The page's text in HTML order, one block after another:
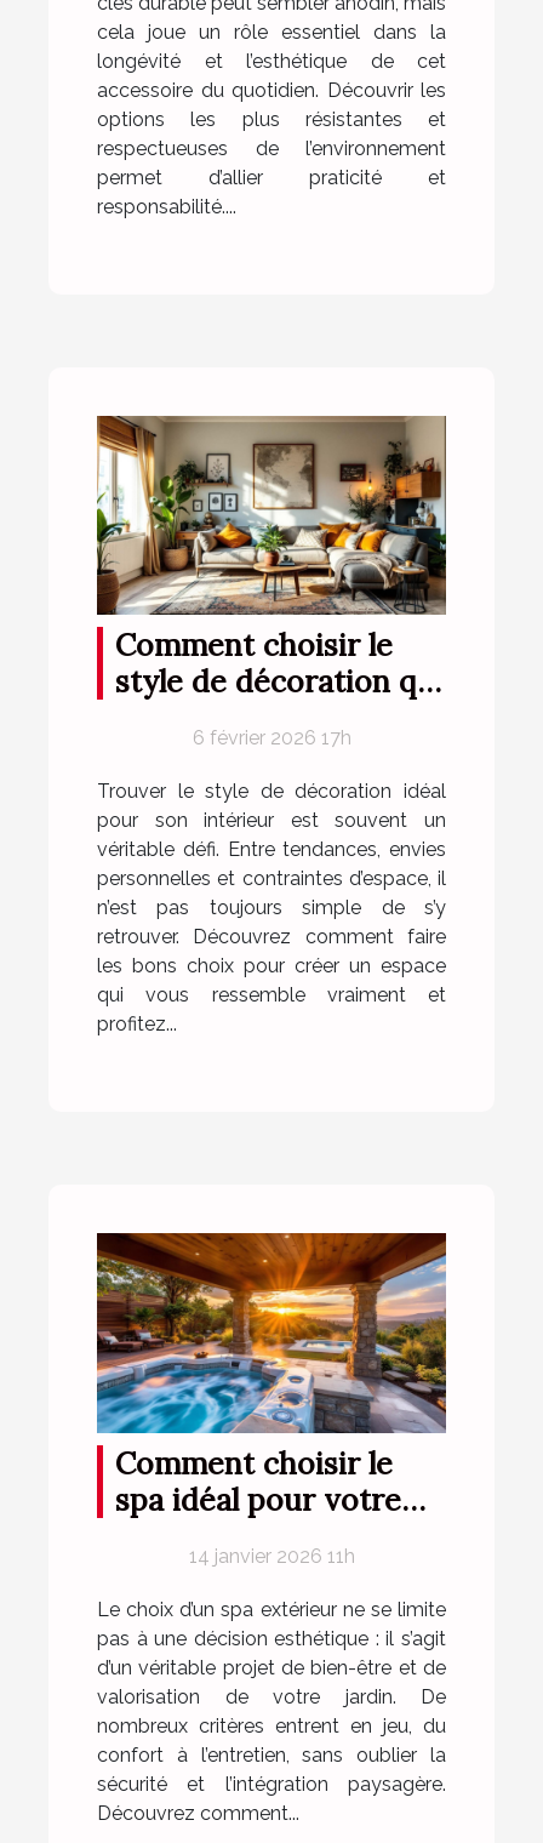
cela joue un rôle essentiel dans la
longévité et l’esthétique de cet
accessoire du quotidien. Découvrir les
options les plus résistantes et
respectueuses de l’environnement
permet d’allier praticité et
responsabilité....
Comment choisir le
style de décoration qui
6 février 2026 17h
Trouver le style de décoration idéal
pour son intérieur est souvent un
véritable défi. Entre tendances, envies
personnelles et contraintes d’espace, il
n’est pas toujours simple de s’y
retrouver. Découvrez comment faire
les bons choix pour créer un espace
qui vous ressemble vraiment et
profitez...
Comment choisir le
spa idéal pour votre
14 janvier 2026 11h
Le choix d’un spa extérieur ne se limite
pas à une décision esthétique : il s’agit
d’un véritable projet de bien-être et de
valorisation de votre jardin. De
nombreux critères entrent en jeu, du
confort à l’entretien, sans oublier la
sécurité et l’intégration paysagère.
Découvrez comment...